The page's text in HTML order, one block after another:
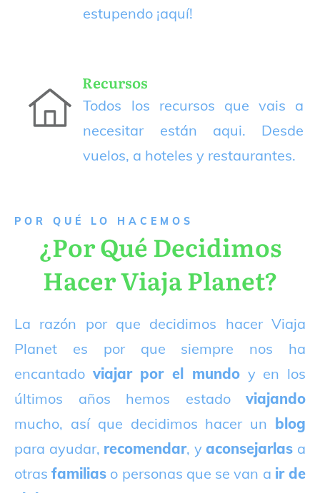
estupendo ¡aquí!
Recursos
Todos los recursos que vais a
necesitar están aqui. Desde
vuelos, a hoteles y restaurantes.
P OR QUÉ LO HACEMOS
¿Por Qué Decidimos
Hacer Viaja Planet?
La razón por que decidimos hacer Viaja
Planet es por que siempre nos ha
encantado viajar por el mundoy en los
últimos años hemos estado viajando
mucho, así que decidimos hacer un blog
para ayudar, recomendar, yaconsejarlas a
otrasfamilias o personas que se van a ir de